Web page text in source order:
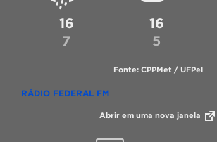
16
7
16
5
Fonte: CPPMet / UFPel
RÁDIO FEDERAL FM
Abrir em uma nova janela